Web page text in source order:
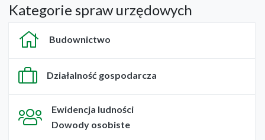
Kategorie spraw urzędowych
Budownictwo
Działalność gospodarcza
Ewidencja ludności
Dowody osobiste